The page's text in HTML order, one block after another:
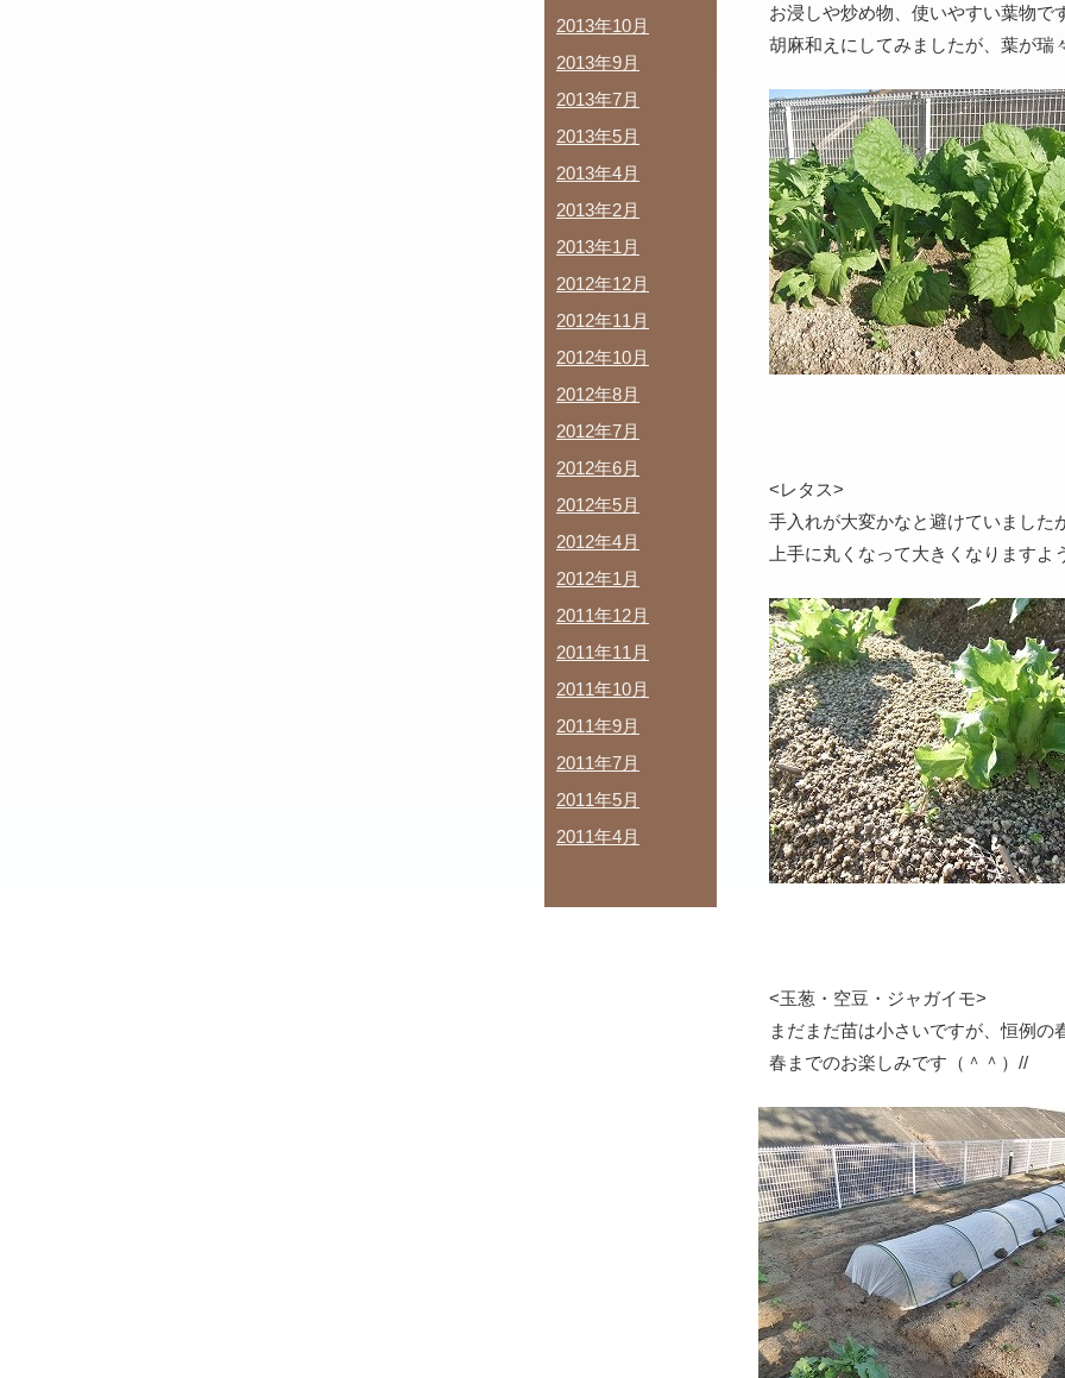
お浸しや炒め物、使いやすい葉物で
胡麻和えにしてみましたが、葉が瑞
<レタス>
手入れが大変かなと避けていました
上手に丸くなって大きくなりますよ
<玉葱・空豆・ジャガイモ>
まだまだ苗は小さいですが、恒例の
春までのお楽しみです（＾＾）//
2013年10月
2013年9月
2013年7月
2013年5月
2013年4月
2013年2月
2013年1月
2012年12月
2012年11月
2012年10月
2012年8月
2012年7月
2012年6月
2012年5月
2012年4月
2012年1月
2011年12月
2011年11月
2011年10月
2011年9月
2011年7月
2011年5月
2011年4月